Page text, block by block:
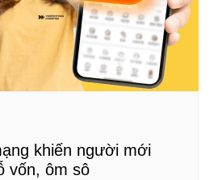
khiến người mới
vốn, ôm sô